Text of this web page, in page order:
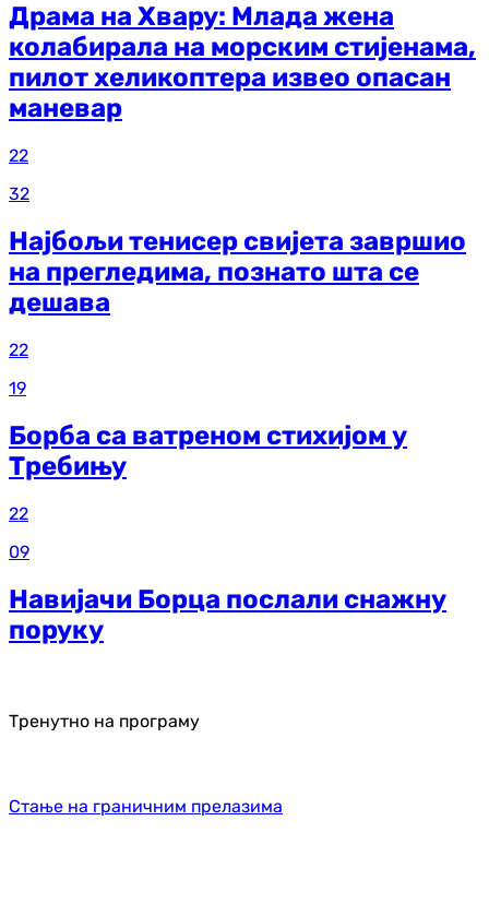
Драма на Хвару: Млада жена
колабирала на морским стијенама,
пилот хеликоптера извео опасан
маневар
22
32
Најбољи тенисер свијета завршио
на прегледима, познато шта се
дешава
22
19
Борба са ватреном стихијом у
Требињу
22
09
Навијачи Борца послали снажну
поруку
Тренутно на програму
Стање на граничним прелазима